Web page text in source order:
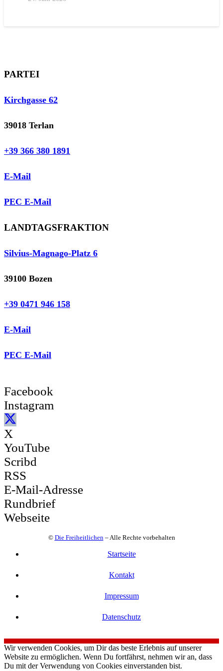
PARTEI
Kirchgasse 62
39018 Terlan
+39 366 380 1891
E-Mail
PEC E-Mail
LANDTAGSFRAKTION
Silvius-Magnago-Platz 6
39100 Bozen
+39 0471 946 158
E-Mail
PEC E-Mail
Facebook
Instagram
X
YouTube
Scribd
RSS
E-Mail-Adresse
Rundbrief
Webseite
© Die Freiheitlichen – Alle Rechte vorbehalten
Startseite
Kontakt
Impressum
Datenschutz
Wir verwenden Cookies, um Dir das beste Erlebnis auf unserer
Website zu ermöglichen. Wenn Du fortfährst, nehmen wir an, dass
Du mit der Verwendung von Cookies einverstanden bist.